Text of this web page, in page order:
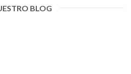
BLOG